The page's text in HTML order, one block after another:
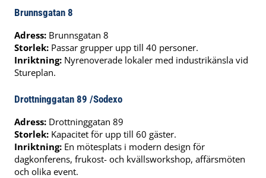
Brunnsgatan 8
Adress: Brunnsgatan 8
Storlek: Passar grupper upp till 40 personer.
Inriktning: Nyrenoverade lokaler med industrikänsla vid
Stureplan.
Drottninggatan 89 /Sodexo
Adress: Drottninggatan 89
Storlek: Kapacitet för upp till 60 gäster.
Inriktning: En mötesplats i modern design för
dagkonferens, frukost- och kvällsworkshop, affärsmöten
och olika event.